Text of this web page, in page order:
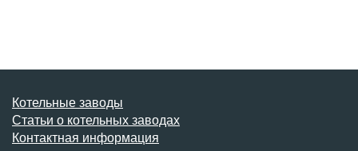
Котельные заводы
Статьи о котельных заводах
Контактная информация